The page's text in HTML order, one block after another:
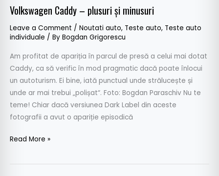
Volkswagen Caddy – plusuri și minusuri
Leave a Comment / Noutati auto, Teste auto, Teste auto
individuale / By Bogdan Grigorescu
Am profitat de apariția în parcul de presă a celui mai dotat
Caddy, ca să verific în mod pragmatic dacă poate înlocui
un autoturism. Ei bine, iată punctual unde strălucește și
unde ar mai trebui „polișat“. Foto: Bogdan Paraschiv Nu te
teme! Chiar dacă versiunea Dark Label din aceste
fotografii a avut o apariție episodică
Read More »